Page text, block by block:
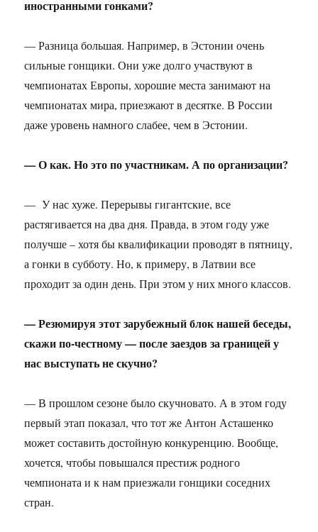
иностранными гонками?
— Разница большая. Например, в Эстонии очень
сильные гонщики. Они уже долго участвуют в
чемпионатах Европы, хорошие места занимают на
чемпионатах мира, приезжают в десятке. В России
даже уровень намного слабее, чем в Эстонии.
— О как. Но это по участникам. А по организации?
— У нас хуже. Перерывы гигантские, все
растягивается на два дня. Правда, в этом году уже
получше – хотя бы квалификации проводят в пятницу,
а гонки в субботу. Но, к примеру, в Латвии все
проходит за один день. При этом у них много классов.
— Резюмируя этот зарубежный блок нашей беседы,
скажи по-честному — после заездов за границей у
нас выступать не скучно?
— В прошлом сезоне было скучновато. А в этом году
первый этап показал, что тот же Антон Асташенко
может составить достойную конкуренцию. Вообще,
хочется, чтобы повышался престиж родного
чемпионата и к нам приезжали гонщики соседних
стран.